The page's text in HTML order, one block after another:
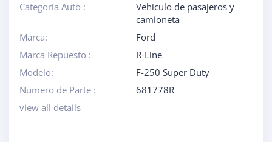
Categoria Auto :
Vehículo de pasajeros y
camioneta
Marca:
Ford
Marca Repuesto :
R-Line
Modelo:
F-250 Super Duty
Numero de Parte :
681778R
view all details